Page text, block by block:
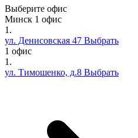
Выберите офис
Минск 1 офис
1.
ул. Денисовская 47 Выбрать
1 офис
1.
ул. Тимошенко, д.8 Выбрать